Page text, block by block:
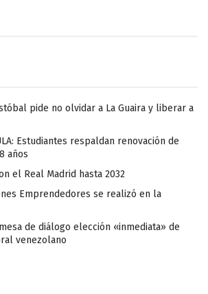
pide no olvidar a La Guaira y liberar a
Estudiantes respaldan renovación de
años
el Real Madrid hasta 2032
Emprendedores se realizó en la
de diálogo elección «inmediata» de
venezolano